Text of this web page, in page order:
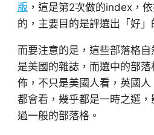
版 ，這是第2次做的index，
的，主要目的是評選出「好」
而要注意的是，這些部落格
是美國的雜誌，而選中的部
佈，不只是美國人看，英國
都會看，幾乎都是一時之選
過一般的部落格。